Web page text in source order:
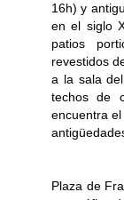
16h) y
en el siglo
patios
revestidos
a la sala
techos de
encuentra
Plaza de